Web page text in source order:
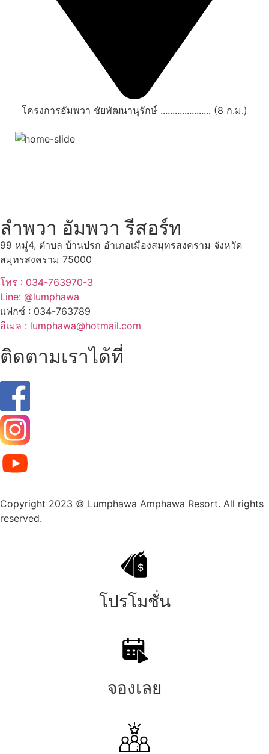
โครงการอัมพวา ชัยพัฒนานุรักษ์ ..................... (8 ก.ม.)
ลำพวา อัมพวา รีสอร์ท
99 หมู่4, ตำบล บ้านปรก อำเภอเมืองสมุทรสงคราม จังหวัด
สมุทรสงคราม 75000
โทร : 034-763970-3
Line: @lumphawa
แฟกซ์ : 034-763789
อีเมล : lumphawa@hotmail.com
ติดตามเราได้ที่
Copyright 2023 © Lumphawa Amphawa Resort. All rights
reserved.
โปรโมชั่น
จองเลย